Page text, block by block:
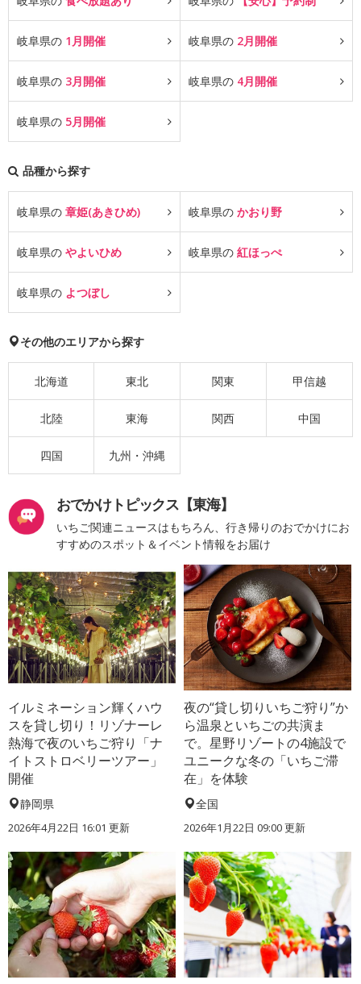
岐阜県の 1月開催 岐阜県の 2月開催
岐阜県の 3月開催 岐阜県の 4月開催
岐阜県の 5月開催
品種から探す
岐阜県の 章姫(あきひめ) 岐阜県の かおり野
岐阜県の やよいひめ 岐阜県の 紅ほっぺ
岐阜県の よつぼし
その他のエリアから探す
北海道 東北 関東 甲信越
北陸 東海 関西 中国
四国 九州・沖縄
おでかけトピックス【東海】
いちご関連ニュースはもちろん、行き帰りのおでかけにお
すすめのスポット＆イベント情報をお届け
イルミネーション輝くハウ
スを貸し切り！リゾナーレ
熱海で夜のいちご狩り「ナ
イトストロベリーツアー」
開催
静岡県
2026年4月22日 16:01 更新
夜の“貸し切りいちご狩り”か
ら温泉といちごの共演ま
で。星野リゾートの4施設で
ユニークな冬の「いちご滞
在」を体験
全国
2026年1月22日 09:00 更新